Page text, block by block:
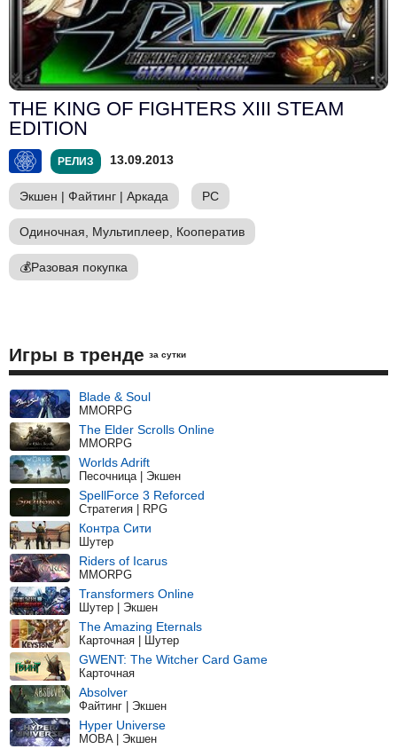
THE KING OF FIGHTERS XIII STEAM
EDITION
РЕЛИЗ 13.09.2013
Экшен | Файтинг | Аркада PC
Одиночная, Мультиплеер, Кооператив
💰Разовая покупка
Игры в тренде за сутки
Blade & Soul
MMORPG
The Elder Scrolls Online
MMORPG
Worlds Adrift
Песочница | Экшен
SpellForce 3 Reforced
Стратегия | RPG
Контра Сити
Шутер
Riders of Icarus
MMORPG
Transformers Online
Шутер | Экшен
The Amazing Eternals
Карточная | Шутер
GWENT: The Witcher Card Game
Карточная
Absolver
Файтинг | Экшен
Hyper Universe
MOBA | Экшен